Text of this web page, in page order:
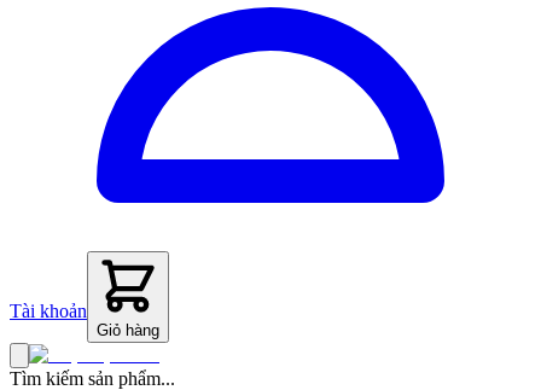
Tài khoản
Giỏ hàng
Tìm kiếm sản phẩm...